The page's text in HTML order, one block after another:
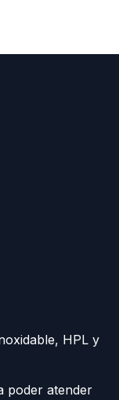
HPL y
poder atender